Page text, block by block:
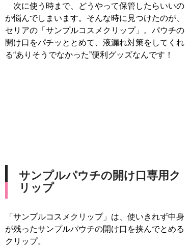
次に使う時まで、どうやって保管したらいいの
か悩んでしまいます。そんな時に見つけたのが、
セリアの「サンプルコスメクリップ」。パウチの
開け口をパチッととめて、液漏れ対策をしてくれ
る“ありそうでなかった”便利グッズなんです！
サンプルパウチの開け口専用ク
リップ
「サンプルコスメクリップ」は、使いきれず中身
が残ったサンプルパウチの開け口を挟んでとめる
クリップ。